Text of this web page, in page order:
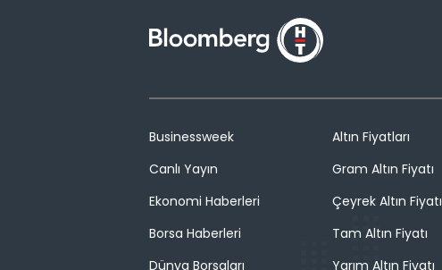
Businessweek
Canlı Yayın
Ekonomi Haberleri
Borsa Haberleri
Dünya Borsaları
Altın Fiyatları
Gram Altın Fiyatı
Çeyrek Altın Fiyatı
Tam Altın Fiyatı
Yarım Altın Fiyatı